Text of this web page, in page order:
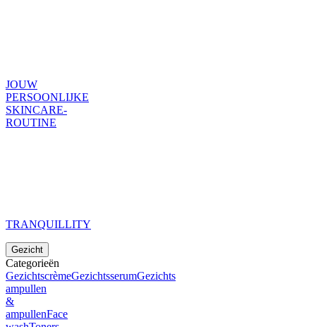
JOUW
PERSOONLIJKE
SKINCARE-
ROUTINE
TRANQUILLITY
Gezicht
Categorieën
GezichtscrèmeGezichtsserumGezichts
ampullen
&
ampullenFace